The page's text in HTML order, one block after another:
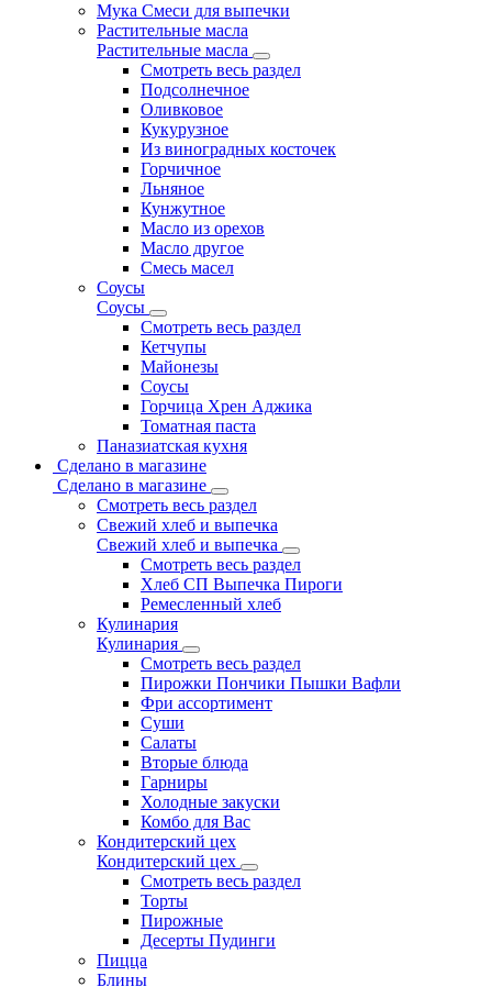
Мука Смеси для выпечки
Растительные масла
Растительные масла
Смотреть весь раздел
Подсолнечное
Оливковое
Кукурузное
Из виноградных косточек
Горчичное
Льняное
Кунжутное
Масло из орехов
Масло другое
Смесь масел
Соусы
Соусы
Смотреть весь раздел
Кетчупы
Майонезы
Соусы
Горчица Хрен Аджика
Томатная паста
Паназиатская кухня
Сделано в магазине
Сделано в магазине
Смотреть весь раздел
Свежий хлеб и выпечка
Свежий хлеб и выпечка
Смотреть весь раздел
Хлеб СП Выпечка Пироги
Ремесленный хлеб
Кулинария
Кулинария
Смотреть весь раздел
Пирожки Пончики Пышки Вафли
Фри ассортимент
Суши
Салаты
Вторые блюда
Гарниры
Холодные закуски
Комбо для Вас
Кондитерский цех
Кондитерский цех
Смотреть весь раздел
Торты
Пирожные
Десерты Пудинги
Пицца
Блины